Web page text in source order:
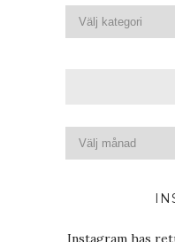
Instagram has